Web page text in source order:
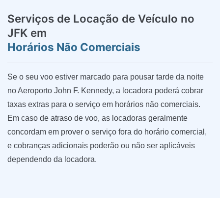
Serviços de Locação de Veículo no
JFK em
Horários Não Comerciais
Se o seu voo estiver marcado para pousar tarde da noite
no Aeroporto John F. Kennedy, a locadora poderá cobrar
taxas extras para o serviço em horários não comerciais.
Em caso de atraso de voo, as locadoras geralmente
concordam em prover o serviço fora do horário comercial,
e cobranças adicionais poderão ou não ser aplicáveis
dependendo da locadora.